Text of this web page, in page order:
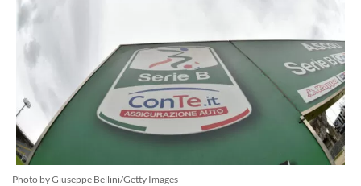
Photo by Giuseppe Bellini/Getty Images